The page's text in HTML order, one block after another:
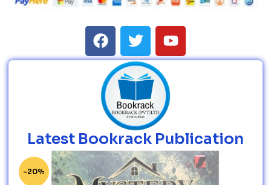
Latest Bookrack Publication
-20%